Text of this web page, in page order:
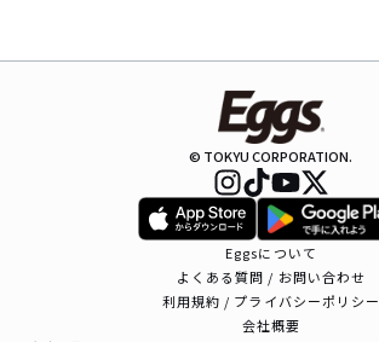
© TOKYU CORPORATION.
Eggsについて
よくある質問 / お問い合わせ
利用規約 / プライバシーポリシー
会社概要